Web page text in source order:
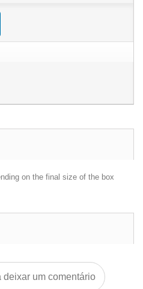
on the final size of the box
um comentário